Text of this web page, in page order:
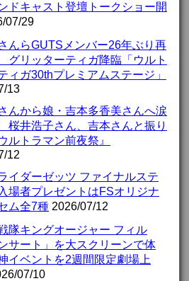
ドキャスト登壇トークショー開
07/29
んらGUTSメンバー26年ぶり再
リッターティガ降臨「ウルト
ィガ30thプレミアムステージ」
13
んから娘・吉本多香美さんへ涙
井浩子さん、吉本さんと振り
ルトラマン前夜祭』
12
イダーゼッツ ファイナルステ
場者プレゼントはFSオリジナ
ム全7種 2026/07/12
隊キングオージャー フィル
サート」を大スクリーンで体
ベントを2週間限定劇場上
07/10